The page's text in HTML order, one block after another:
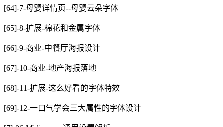
[64]-7-母婴详情页--母婴云朵字体
[65]-8-扩展-棉花和金属字体
[66]-9-商业-中餐厅海报设计
[67]-10-商业-地产海报落地
[68]-11-扩展-这么好看的字体特效
[69]-12-一口气学会三大属性的字体设计